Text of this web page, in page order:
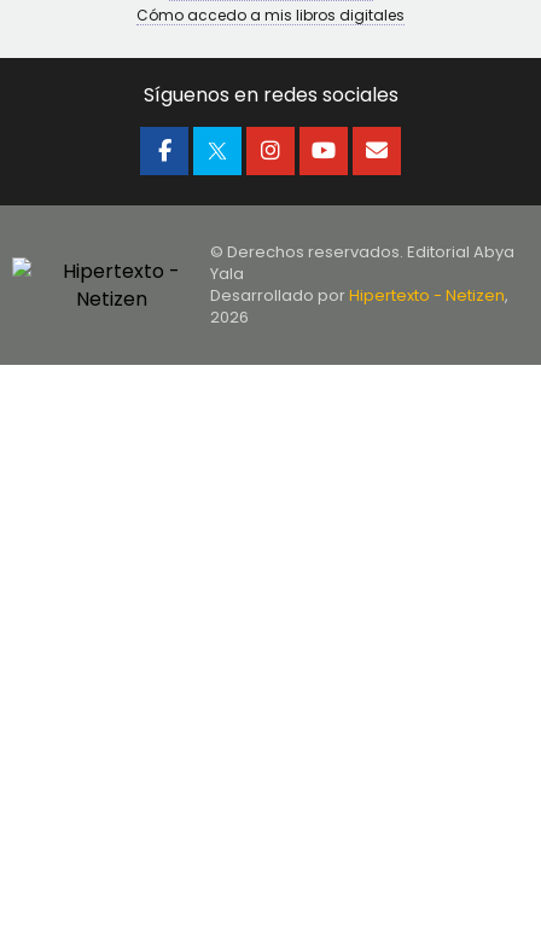
Cómo accedo a mis libros digitales
Síguenos en redes sociales
© Derechos reservados. Editorial Abya
Yala
Desarrollado porHipertexto - Netizen,
2026